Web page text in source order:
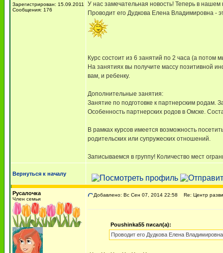
Зарегистрирован: 15.09.2011
Сообщения: 176
У нас замечательная новость! Теперь в нашем
Проводит его Дудкова Елена Владимировна -
Курс состоит из 6 занятий по 2 часа (а
На занятиях вы получите массу позитивной
вам, и ребенку.
Дополнительные занятия:
Занятие по подготовке к партнерским родам.
Особенность партнерских родов в Омске.
В рамках курсов имеется возможность
родительских или супружеских отношений.
Записываемся в группу! Количество мест
Вернуться к началу
Русалочка
Член семьи
Добавлено: Вс Сен 07, 2014 22:58 Re: Центр
Poushinka55 писал(а):
Проводит его Дудкова Елена Владимировна